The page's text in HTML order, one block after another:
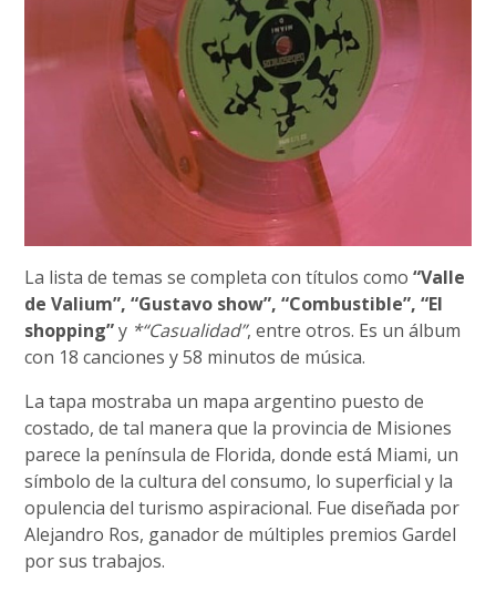
La lista de temas se completa con títulos como“Valle
de Valium”, “Gustavo show”, “Combustible”, “El
shopping”y *“Casualidad”, entre otros. Es un álbum
con 18 canciones y 58 minutos de música.
La tapa mostraba un mapa argentino puesto de
costado, de tal manera que la provincia de Misiones
parece la península de Florida, donde está Miami, un
símbolo de la cultura del consumo, lo superficial y la
opulencia del turismo aspiracional. Fue diseñada por
Alejandro Ros, ganador de múltiples premios Gardel
por sus trabajos.